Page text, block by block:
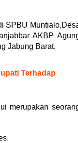
SPBU
AKBP
Jabung Barat.
Terhadap
merupakan